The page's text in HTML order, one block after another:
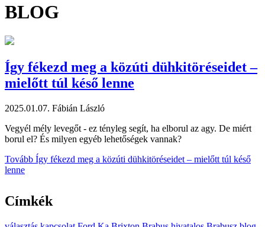
BLOG
Így fékezd meg a közúti dühkitöréseidet –
mielőtt túl késő lenne
2025.01.07. Fábián László
Vegyél mély levegőt - ez tényleg segít, ha elborul az agy. De miért
borul el? És milyen egyéb lehetőségek vannak?
Tovább Így fékezd meg a közúti dühkitöréseidet – mielőtt túl késő
lenne
Címkék